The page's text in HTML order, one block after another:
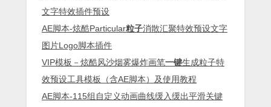
文字特效插件预设
AE脚本-炫酷Particular粒子消散汇聚特效预设文字
图片Logo脚本插件
VIP模板－炫酷风沙烟雾爆炸画笔一键生成粒子特
效预设工具模板（含AE脚本）及使用教程
AE脚本-115组自定义动画曲线缓入缓出平滑关键